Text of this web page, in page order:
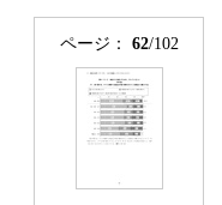
ページ： 62/102